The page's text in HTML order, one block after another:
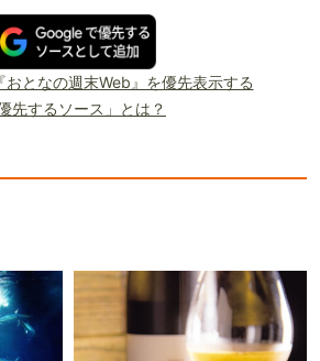
おとなの週末Web』を優先表示する
優先するソース」とは？